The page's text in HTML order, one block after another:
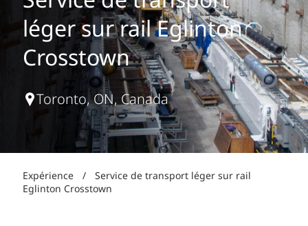
léger sur rail Eglinton
Crosstown
Toronto, ON, Canada
Expérience / Service de transport léger sur rail
Eglinton Crosstown